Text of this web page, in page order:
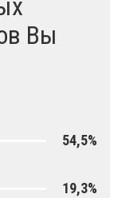
Вы
54,5%
19,3%